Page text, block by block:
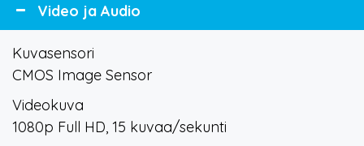
Video ja Audio
Kuvasensori
CMOS Image Sensor
Videokuva
1080p Full HD, 15 kuvaa/sekunti